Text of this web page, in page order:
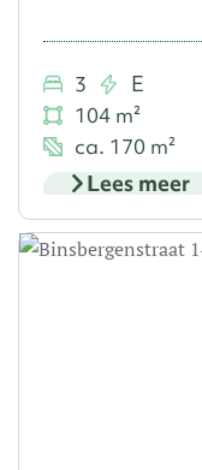
3
E
104 m²
ca. 170 m²
Lees meer